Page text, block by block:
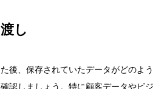
し
後、保存されていたデータがどのよう
認しましょう。特に顧客データやビジ